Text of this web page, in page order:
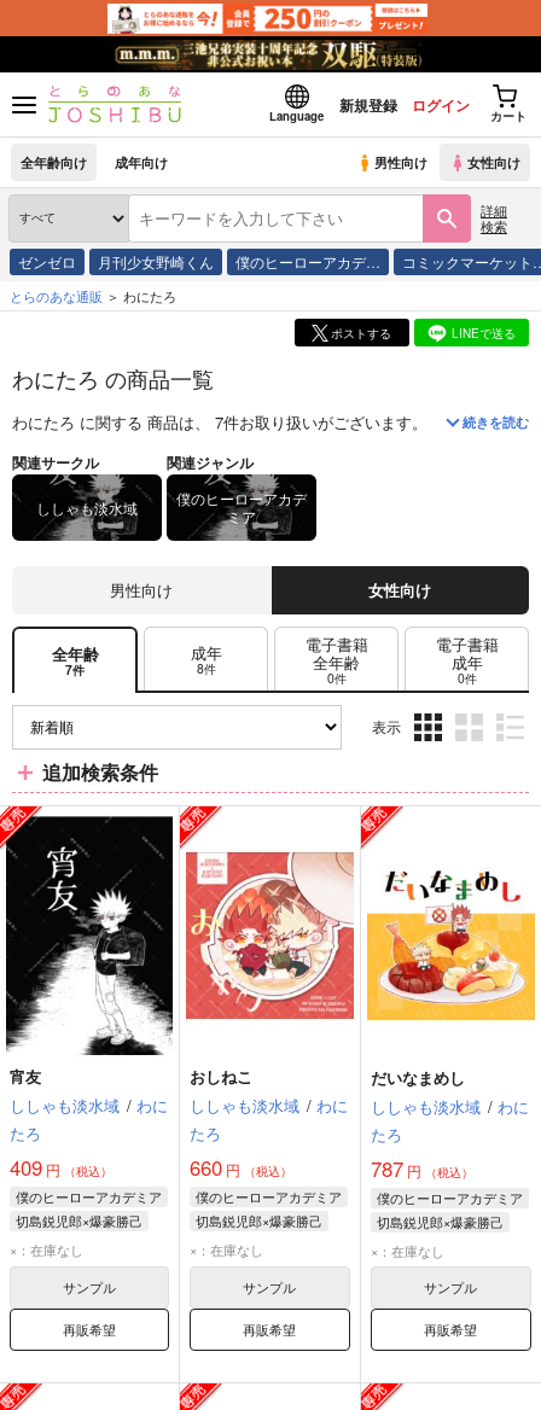
Language
新規登録 ログイン
カート
全年齢向け 成年向け 男性向け 女性向け
詳細
検索
ゼンゼロ 月刊少女野崎くん 僕のヒーローアカデ… コミックマーケッ
とらのあな通販 わにたろ
ポストする LINEで送る
わにたろ の商品一覧
わにたろ に関する 商品は、 7件お取り扱いがございます。 「宵友(ししゃ
続きを読む
関連サークル
ししゃも淡水域
関連ジャンル
僕のヒーローアカデ
ミア
男性向け 女性向け
全年齢
7件
成年
8件
電子書籍
全年齢
0件
電子書籍
成年
0件
表示
ム
表
ム
表
ム
表
追加検索条件
宵友
ししゃも淡水域 / わに
たろ
409 円 （税込）
僕のヒーローアカデミア
切島鋭児郎×爆豪勝己
切島鋭児郎
×：在庫なし
サンプル
再販希望
おしねこ
ししゃも淡水域 / わに
たろ
660 円 （税込）
僕のヒーローアカデミア
切島鋭児郎×爆豪勝己
切島鋭児郎
×：在庫なし
サンプル
再販希望
だいなまめし
ししゃも淡水域 / わに
たろ
787円 （税込）
僕のヒーローアカデミア
切島鋭児郎×爆豪勝己
切島鋭児郎
×：在庫なし
サンプル
再販希望